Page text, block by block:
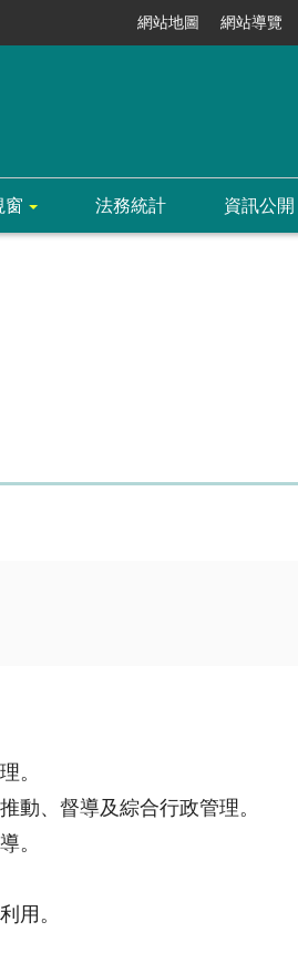
網站地圖 網站導覽
窗 法務統計 資訊公開
。
動、督導及綜合行政管理。
。
用。